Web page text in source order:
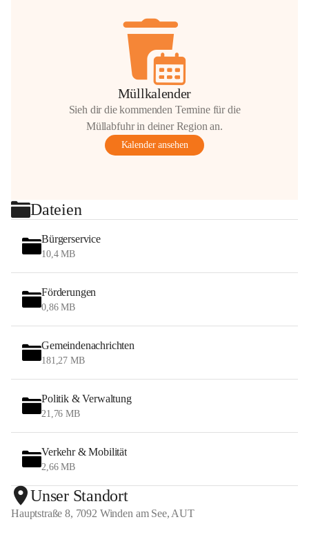
Müllkalender
Sieh dir die kommenden Termine für die
Müllabfuhr in deiner Region an.
Kalender ansehen
Dateien
Bürgerservice
10,4 MB
Förderungen
0,86 MB
Gemeindenachrichten
181,27 MB
Politik & Verwaltung
21,76 MB
Verkehr & Mobilität
2,66 MB
Unser Standort
Hauptstraße 8, 7092 Winden am See, AUT